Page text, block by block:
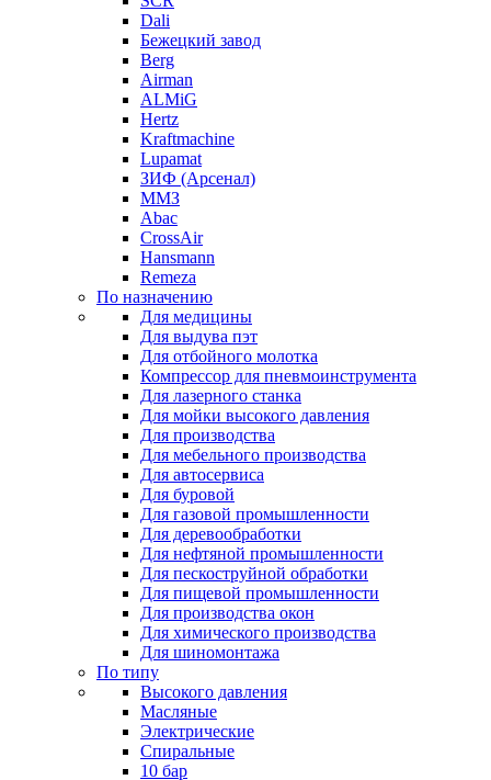
Dali
Бежецкий завод
Berg
Airman
ALMiG
Hertz
Kraftmachine
Lupamat
ЗИФ (Арсенал)
ММЗ
Abac
CrossAir
Hansmann
Remeza
По назначению
Для медицины
Для выдува пэт
Для отбойного молотка
Компрессор для пневмоинструмента
Для лазерного станка
Для мойки высокого давления
Для производства
Для мебельного производства
Для автосервиса
Для буровой
Для газовой промышленности
Для деревообработки
Для нефтяной промышленности
Для пескоструйной обработки
Для пищевой промышленности
Для производства окон
Для химического производства
Для шиномонтажа
По типу
Высокого давления
Масляные
Электрические
Спиральные
10 бар